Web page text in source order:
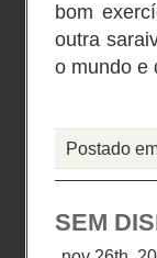
bom
outra
o mundo e
Postado
SEM